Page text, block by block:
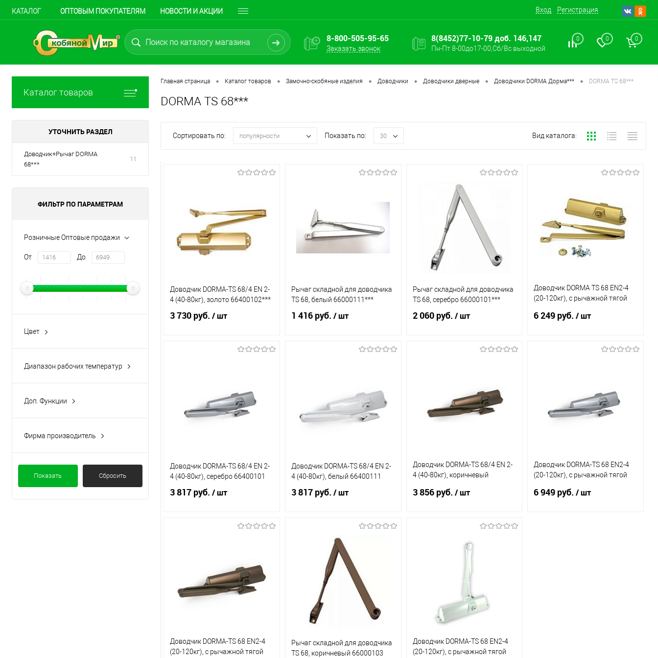
КАТАЛОГ ОПТОВЫМ ПОКУПАТЕЛЯМ НОВОСТИ И АКЦИИ Вход Регистрация
8-800-505-95-65
Заказать звонок
8(8452)77-10-79 доб. 146,147
Пн-Пт 8-00до17-00,Сб/Вс выходной
0 0 0
Каталог товаров
УТОЧНИТЬ РАЗДЕЛ
Доводчик+Рычаг DORMA
68***
11
ФИЛЬТР ПО ПАРАМЕТРАМ
Розничные Оптовые продажи
От До
Цвет
Диапазон рабочих температур
Доп. Функции
Фирма производитель
Показать Сбросить
Главная страница • Каталог товаров • Замочно-скобяные изделия • Доводчики • Доводчики дверные • Доводчики DORMA Дорма*** • DORMA TS 68***
DORMA TS 68***
Сортировать по: популярности Показать по: 30 Вид каталога:
Доводчик DORMA-TS 68/4 EN 2-
4 (40-80кг), золото 66400102***
3 730 руб. / шт
сравнению
В избранное
В наличии
(1)
Рычаг складной для доводчика
TS 68, белый 66000111***
1 416 руб. / шт
сравнению
В избранное
В наличии
(1)
Рычаг складной для доводчика
TS 68, серебро 66000101***
2 060 руб. / шт
сравнению
В избранное
В наличии
Доводчик DORMA TS 68 EN2-4
(20-120кг), с рычажной тягой
Заказной
6 249 руб. / шт
сравнению
В избранное
Под заказ
Доводчик DORMA-TS 68/4 EN 2-
4 (40-80кг), серебро 66400101
3 817 руб. / шт
сравнению
В избранное
Под заказ
Доводчик DORMA-TS 68/4 EN 2-
4 (40-80кг), белый 66400111
3 817 руб. / шт
Купить в 1 клик
сравнению
В избранное
Под заказ
Доводчик DORMA-TS 68/4 EN 2-
4 (40-80кг), коричневый
3 856 руб. / шт
Купить в 1 клик
сравнению
Доводчик DORMA-TS 68 EN2-4
(20-120кг), с рычажной тягой
6 949 руб. / шт
Доводчик DORMA-TS 68 EN2-4
(20-120кг), с рычажной тягой
Рычаг складной для доводчика
TS 68, коричневый 66000103
Доводчик DORMA-TS 68 EN2-4
(20-120кг), с рычажной тягой